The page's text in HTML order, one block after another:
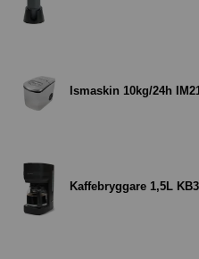
Ismaskin 10kg/24h
Kaffebryggare 1,5L